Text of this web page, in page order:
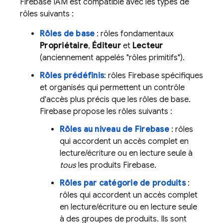
Firebase IAM est compatible avec les types de
rôles suivants :
Rôles de base : rôles fondamentaux
Propriétaire, Éditeuret Lecteur
(anciennement appelés "rôles primitifs").
Rôles prédéfinis: rôles Firebase spécifiques
et organisés qui permettent un contrôle
d'accès plus précis que les rôles de base.
Firebase propose les rôles suivants :
Rôles au niveau de Firebase: rôles
qui accordent un accès complet en
lecture/écriture ou en lecture seule à
tousles produits Firebase.
Rôles par catégorie de produits:
rôles qui accordent un accès complet
en lecture/écriture ou en lecture seule
à des groupes de produits. Ils sont